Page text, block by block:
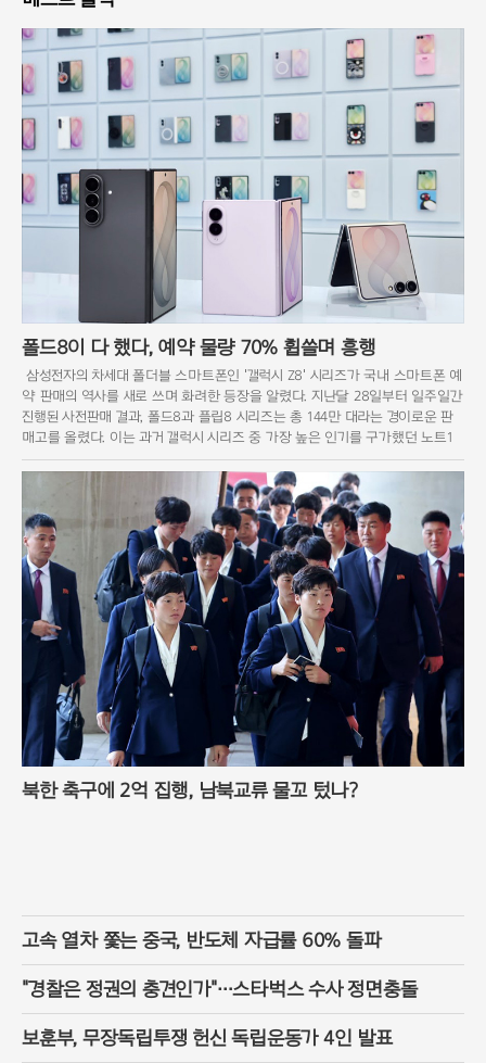
폴드8이 다 했다, 예약 물량 70% 휩쓸며 흥행
삼성전자의 차세대 폴더블 스마트폰인 '갤럭시 Z8' 시리즈가 국내 스마트폰 예
약 판매의 역사를 새로 쓰며 화려한 등장을 알렸다. 지난달 28일부터 일주일간
진행된 사전판매 결과, 폴드8과 플립8 시리즈는 총 144만 대라는 경이로운 판
매고를 올렸다. 이는 과거 갤럭시 시리즈 중 가장 높은 인기를 구가했던 노트1
북한 축구에 2억 집행, 남북교류 물꼬 텄나?
고속 열차 쫓는 중국, 반도체 자급률 60% 돌파
"경찰은 정권의 충견인가"…스타벅스 수사 정면충돌
보훈부, 무장독립투쟁 헌신 독립운동가 4인 발표